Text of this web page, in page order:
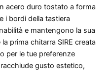
acero duro tostato a forma
i bordi della tastiera
e mantengono la sua
prima chitarra SIRE creata
per le tue preferenze
gusto estetico,